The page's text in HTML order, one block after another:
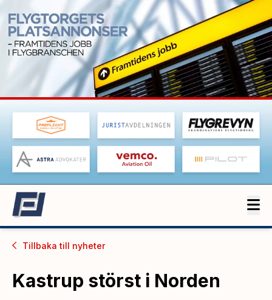
Tillbaka till nyheter
Kastrup störst i Norden